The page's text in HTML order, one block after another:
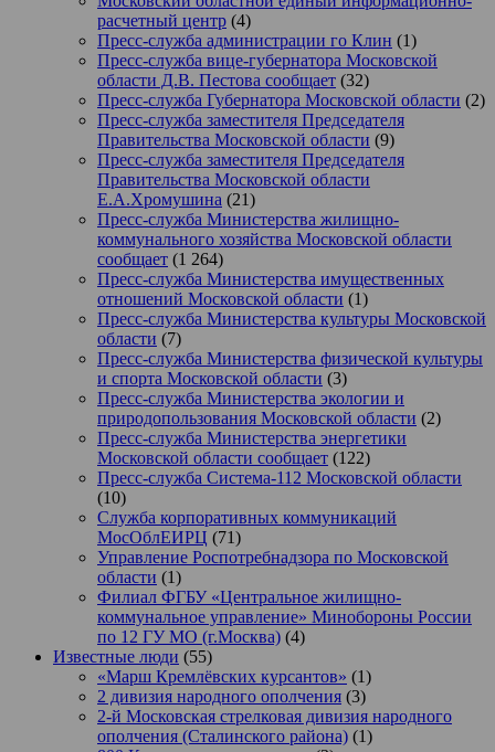
расчетный центр (4)
Пресс-служба администрации го Клин (1)
Пресс-служба вице-губернатора Московской
области Д.В. Пестова сообщает (32)
Пресс-служба Губернатора Московской области (2)
Пресс-служба заместителя Председателя
Правительства Московской области (9)
Пресс-служба заместителя Председателя
Правительства Московской области
Е.А.Хромушина (21)
Пресс-служба Министерства жилищно-
коммунального хозяйства Московской области
сообщает (1 264)
Пресс-служба Министерства имущественных
отношений Московской области (1)
Пресс-служба Министерства культуры Московской
области (7)
Пресс-служба Министерства физической культуры
и спорта Московской области (3)
Пресс-служба Министерства экологии и
природопользования Московской области (2)
Пресс-служба Министерства энергетики
Московской области сообщает (122)
Пресс-служба Система-112 Московской области
(10)
Служба корпоративных коммуникаций
МосОблЕИРЦ (71)
Управление Роспотребнадзора по Московской
области (1)
Филиал ФГБУ «Центральное жилищно-
коммунальное управление» Минобороны России
по 12 ГУ МО (г.Москва) (4)
Известные люди (55)
«Марш Кремлёвских курсантов» (1)
2 дивизия народного ополчения (3)
2-й Московская стрелковая дивизия народного
ополчения (Сталинского района) (1)